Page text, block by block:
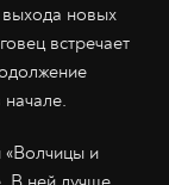
новых
встречает
«Волчицы и